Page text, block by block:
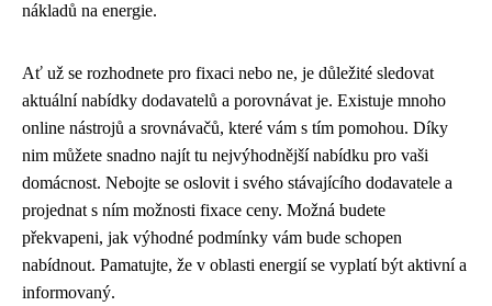
nákladů na energie.
Ať už se rozhodnete pro fixaci nebo ne, je důležité sledovat
aktuální nabídky dodavatelů a porovnávat je. Existuje mnoho
online nástrojů a srovnávačů, které vám s tím pomohou. Díky
nim můžete snadno najít tu nejvýhodnější nabídku pro vaši
domácnost. Nebojte se oslovit i svého stávajícího dodavatele a
projednat s ním možnosti fixace ceny. Možná budete
překvapeni, jak výhodné podmínky vám bude schopen
nabídnout. Pamatujte, že v oblasti energií se vyplatí být aktivní a
informovaný.